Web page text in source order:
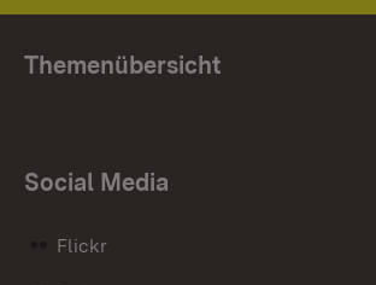
Themenübersicht
Social Media
Flickr